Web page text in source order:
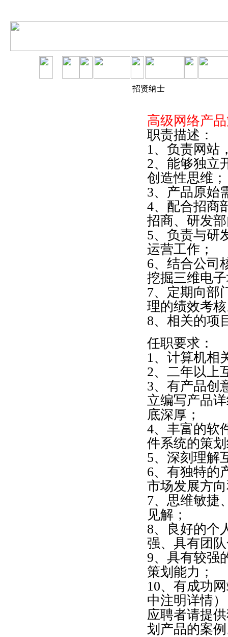
招贤纳士
高级网络产
职责描述：
1、负责网站
2、能够独立
创造性思维；
3、产品原始
4、配合招商
招商、研发
5、负责与研
运营工作；
6、结合公司
挖掘三维电
7、定期向部
理的绩效考
8、相关的项
任职要求：
1、计算机相
2、二年以上
3、有产品创
立编写产品
底深厚；
4、丰富的软
件系统的策
5、深刻理解
6、有独特的
市场发展方
7、思维敏捷
见解；
8、良好的个
强、具有团
9、具有较强
策划能力；
10、有成功
中注明详情）
应聘者请提
划产品的案